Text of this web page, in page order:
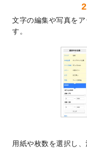
メ
を追
2024/6/14
エコ
うに
【新
まし
DM
た。
【
なり
文字の編集や写真を
す。
用紙や枚数を選択し、